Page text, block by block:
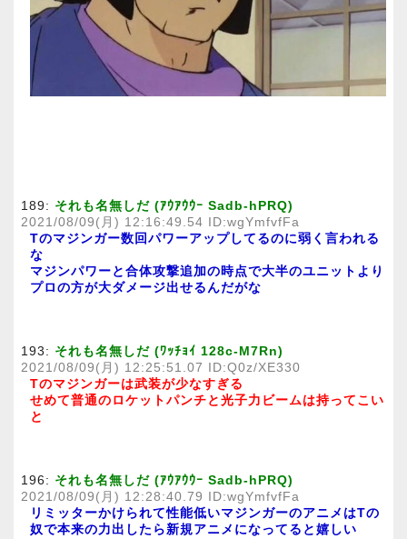
189: それも名無しだ (ｱｳｱｳｳｰ Sadb-hPRQ)
2021/08/09(月) 12:16:49.54 ID:wgYmfvfFa
Tのマジンガー数回パワーアップしてるのに弱く言われる
な
マジンパワーと合体攻撃追加の時点で大半のユニットより
プロの方が大ダメージ出せるんだがな
193: それも名無しだ (ﾜｯﾁｮｲ 128c-M7Rn)
2021/08/09(月) 12:25:51.07 ID:Q0z/XE330
Tのマジンガーは武装が少なすぎる
せめて普通のロケットパンチと光子力ビームは持ってこい
と
196: それも名無しだ (ｱｳｱｳｳｰ Sadb-hPRQ)
2021/08/09(月) 12:28:40.79 ID:wgYmfvfFa
リミッターかけられて性能低いマジンガーのアニメはTの
奴で本来の力出したら新規アニメになってると嬉しい